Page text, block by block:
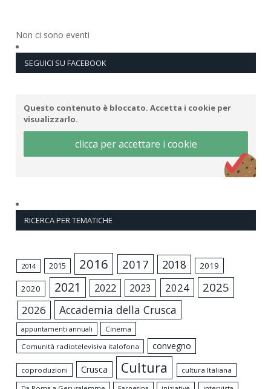
Non ci sono eventi
SEGUICI SU FACEBOOK
Questo contenuto è bloccato. Accetta i cookie per
visualizzarlo.
clicca per accettare i cookie
RICERCA PER TEMATICHE
2014 2015 2016 2017 2018 2019
2020 2021 2022 2023 2024 2025
2026 Accademia della Crusca
appuntamenti annuali
Cinema
Comunità radiotelevisiva italofona
convegno
coproduzioni Crusca Cultura
cultura Italiana